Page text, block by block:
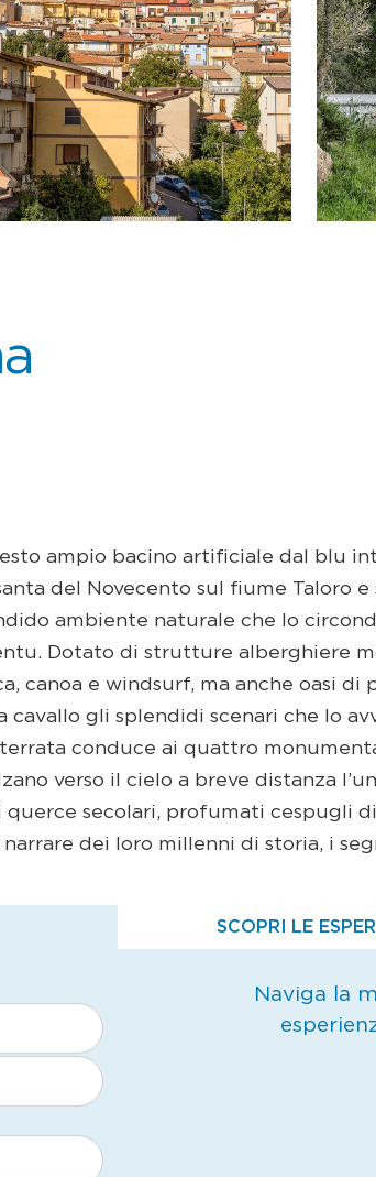
ampio bacino artificiale dal blu
del Novecento sul fiume Taloro e
ambiente naturale che lo
Dotato di strutture alberghiere
canoa e windsurf, ma anche oasi di
gli splendidi scenari che lo
conduce ai quattro
verso il cielo a breve distanza
secolari, profumati cespugli
dei loro millenni di storia, i